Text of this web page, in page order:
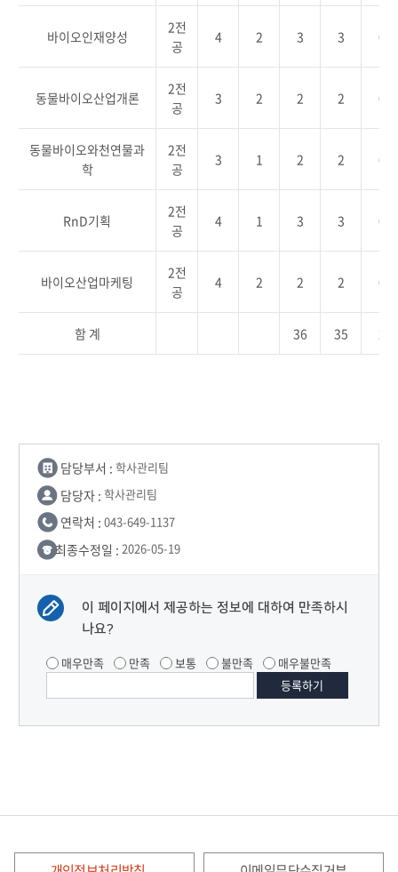
바이오인재양성
2전
공
4 2 3 3 0
동물바이오산업개론
2전
공
3 2 2 2 0
동물바이오와천연물과
학
2전
공
3 1 2 2 0
RnD기획
2전
공
4 1 3 3 0
바이오산업마케팅
2전
공
4 2 2 2 0
함 계 36 35 2
담당부서 : 학사관리팀
담당자 : 학사관리팀
연락처 : 043-649-1137
최종수정일 : 2026-05-19
이 페이지에서 제공하는 정보에 대하여 만족하시
나요?
매우만족 만족 보통 불만족 매우불만족